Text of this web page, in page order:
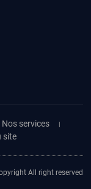
Nos services
site
All right reserved